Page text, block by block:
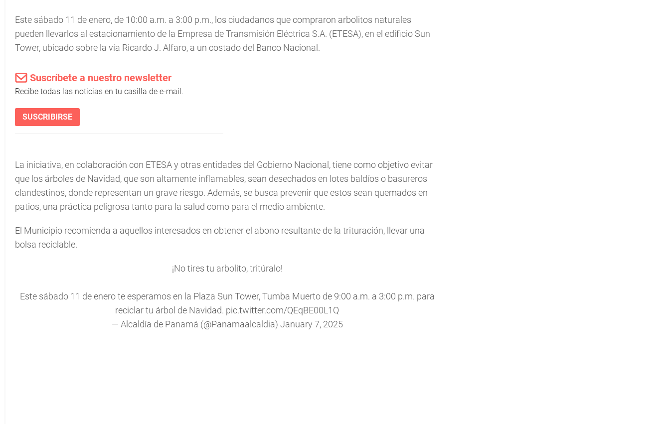
Este sábado 11 de enero, de 10:00 a.m. a 3:00 p.m., los ciudadanos que compraron arbolitos naturales
pueden llevarlos al estacionamiento de la Empresa de Transmisión Eléctrica S.A. (ETESA), en el edificio Sun
Tower, ubicado sobre la vía Ricardo J. Alfaro, a un costado del Banco Nacional.
Suscríbete a nuestro newsletter
Recibe todas las noticias en tu casilla de e-mail.
SUSCRIBIRSE
La iniciativa, en colaboración con ETESA y otras entidades del Gobierno Nacional, tiene como objetivo evitar
que los árboles de Navidad, que son altamente inflamables, sean desechados en lotes baldíos o basureros
clandestinos, donde representan un grave riesgo. Además, se busca prevenir que estos sean quemados en
patios, una práctica peligrosa tanto para la salud como para el medio ambiente.
El Municipio recomienda a aquellos interesados en obtener el abono resultante de la trituración, llevar una
bolsa reciclable.
¡No tires tu arbolito, tritúralo!
Este sábado 11 de enero te esperamos en la Plaza Sun Tower, Tumba Muerto de 9:00 a.m. a 3:00 p.m. para
reciclar tu árbol de Navidad. pic.twitter.com/QEqBE00L1Q
— Alcaldía de Panamá (@Panamaalcaldia) January 7, 2025